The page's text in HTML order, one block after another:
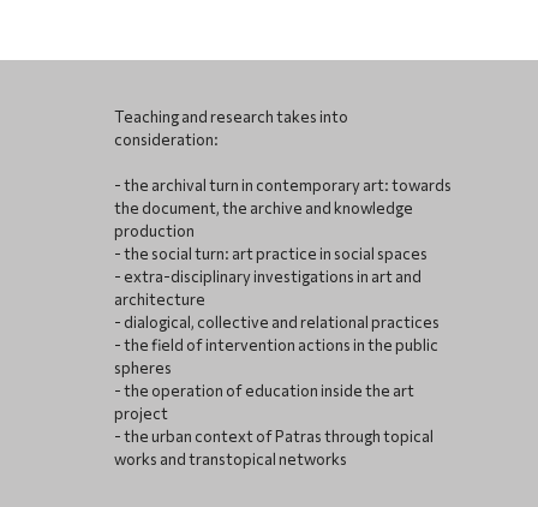
Teaching and research takes into
consideration:
- the archival turn in contemporary art: towards
the document, the archive and knowledge
production
- the social turn: art practice in social spaces
- extra-disciplinary investigations in art and
architecture
- dialogical, collective and relational practices
- the field of intervention actions in the public
spheres
- the operation of education inside the art
project
- the urban context of Patras through topical
works and transtopical networks